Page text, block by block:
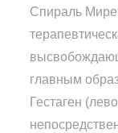
Спираль
главным
Гестаген